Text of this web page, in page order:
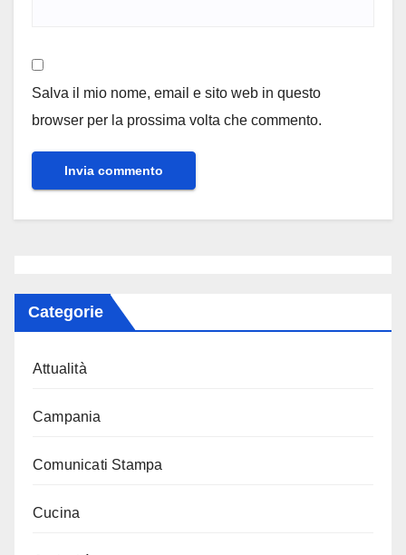
Salva il mio nome, email e sito web in questo
browser per la prossima volta che commento.
Categorie
Attualità
Campania
Comunicati Stampa
Cucina